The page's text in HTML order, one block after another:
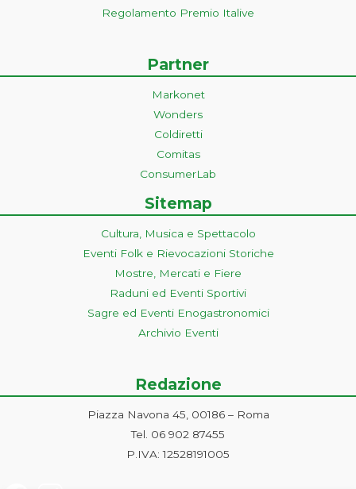
Regolamento Premio Italive
Partner
Markonet
Wonders
Coldiretti
Comitas
ConsumerLab
Sitemap
Cultura, Musica e Spettacolo
Eventi Folk e Rievocazioni Storiche
Mostre, Mercati e Fiere
Raduni ed Eventi Sportivi
Sagre ed Eventi Enogastronomici
Archivio Eventi
Redazione
Piazza Navona 45, 00186 – Roma
Tel. 06 902 87455
P.IVA: 12528191005